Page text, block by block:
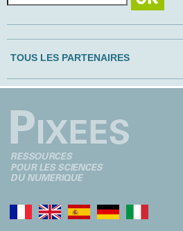
TOUS LES PARTENAIRES